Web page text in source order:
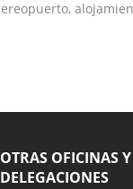
OTRAS OFICINAS Y
DELEGACIONES